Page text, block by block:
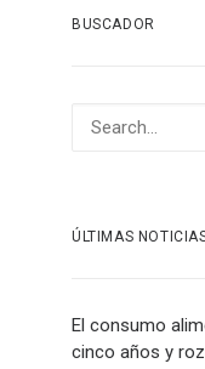
BUSCADOR
ÚLTIMAS
El consumo
cinco años y